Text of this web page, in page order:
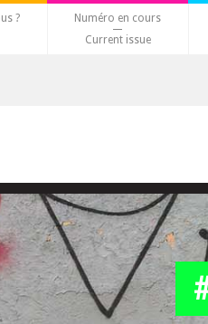
?
Numéro en cours
Current issue